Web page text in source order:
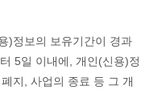
)정보의 보유기간이 경과
5일 이내에, 개인(신용)정
지, 사업의 종료 등 그 개